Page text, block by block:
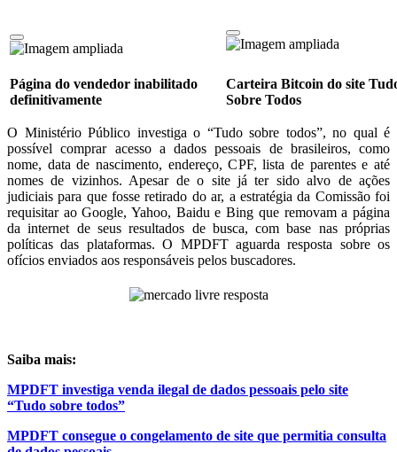
Página do vendedor inabilitado
definitivamente
Carteira Bitcoin do site
Sobre Todos
O Ministério Público investiga o “Tudo sobre todos”, no qual é
possível comprar acesso a dados pessoais de brasileiros, como
nome, data de nascimento, endereço, CPF, lista de parentes e até
nomes de vizinhos. Apesar de o site já ter sido alvo de ações
judiciais para que fosse retirado do ar, a estratégia da Comissão foi
requisitar ao Google, Yahoo, Baidu e Bing que removam a página
da internet de seus resultados de busca, com base nas próprias
políticas das plataformas. O MPDFT aguarda resposta sobre os
ofícios enviados aos responsáveis pelos buscadores.
Saiba mais:
MPDFT investiga venda ilegal de dados pessoais pelo site
“Tudo sobre todos”
MPDFT consegue o congelamento de site que permitia consulta